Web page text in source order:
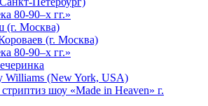
80-90–х гг.»
(г. Москва)
(г. Москва)
80-90–х гг.»
Williams (New York, USA)
шоу «Made in Heaven» г.